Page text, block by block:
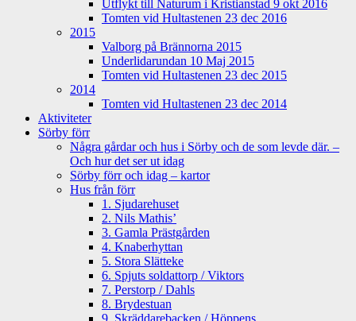
Utflykt till Naturum i Kristianstad 9 okt 2016
Tomten vid Hultastenen 23 dec 2016
2015
Valborg på Brännorna 2015
Underlidarundan 10 Maj 2015
Tomten vid Hultastenen 23 dec 2015
2014
Tomten vid Hultastenen 23 dec 2014
Aktiviteter
Sörby förr
Några gårdar och hus i Sörby och de som levde där. –
Och hur det ser ut idag
Sörby förr och idag – kartor
Hus från förr
1. Sjudarehuset
2. Nils Mathis’
3. Gamla Prästgården
4. Knaberhyttan
5. Stora Slätteke
6. Spjuts soldattorp / Viktors
7. Perstorp / Dahls
8. Brydestuan